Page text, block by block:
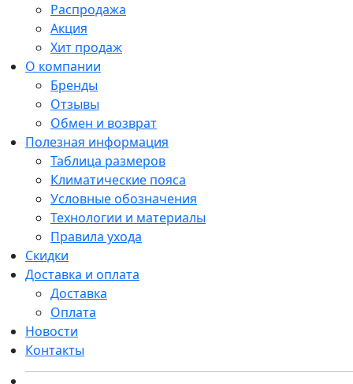
Распродажа
Акция
Хит продаж
О компании
Бренды
Отзывы
Обмен и возврат
Полезная информация
Таблица размеров
Климатические пояса
Условные обозначения
Технологии и материалы
Правила ухода
Скидки
Доставка и оплата
Доставка
Оплата
Новости
Контакты